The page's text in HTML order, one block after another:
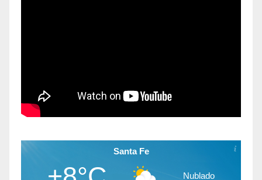
Santa Fe
Nublado